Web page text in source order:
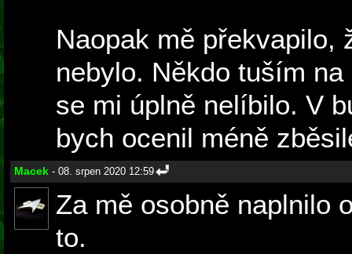
Naopak mě překvapilo,
nebylo. Někdo tuším
se mi úplně nelíbilo. V
bych ocenil méně
Macek - 08. srpen 2020 12:59
Za mě osobně naplnilo
to.